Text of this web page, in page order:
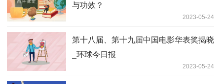
与功效？
2023-05-24
第十八届、第十九届中国电影华表奖揭晓
_环球今日报
2023-05-24